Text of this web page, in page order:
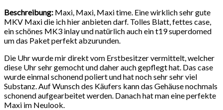
Beschreibung: Maxi, Maxi, Maxi time. Eine wirklich sehr gute
MKV Maxi die ich hier anbieten darf. Tolles Blatt, fettes case,
ein schönes MK3 inlay und natürlich auch ein t19 superdomed
um das Paket perfekt abzurunden.
Die Uhr wurde mir direkt vom Erstbesitzer vermittelt, welcher
diese Uhr sehr gemocht und daher auch gepflegt hat. Das case
wurde einmal schonend poliert und hat noch sehr sehr viel
Substanz. Auf Wunsch des Käufers kann das Gehäuse nochmals
schonend aufgearbeitet werden. Danach hat man eine perfekte
Maxi im Neulook.